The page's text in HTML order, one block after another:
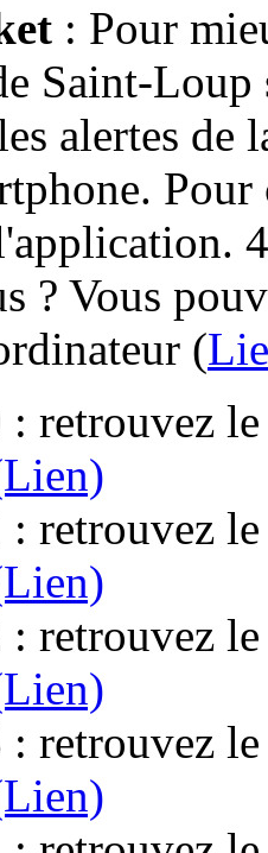
: Pour
Saint-Loup
alertes de
? Vous
(
: retrouvez
: retrouvez
: retrouvez
: retrouvez